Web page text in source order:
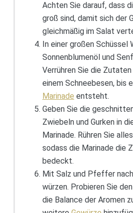
Achten Sie darauf, dass
groß sind, damit sich der
gleichmäßig im Salat
In einer großen Schüssel
Sonnenblumenöl und
Verrühren Sie die
einem Schneebesen, bis
Marinade entsteht.
Geben Sie die
Zwiebeln und Gurken in
Marinade. Rühren Sie
sodass die Marinade die
bedeckt.
Mit Salz und Pfeffer
würzen. Probieren Sie
die Balance der Aromen